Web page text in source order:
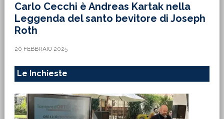
Carlo Cecchi è Andreas Kartak nella
Leggenda del santo bevitore di Joseph
Roth
20 FEBBRAIO 2025
Le Inchieste